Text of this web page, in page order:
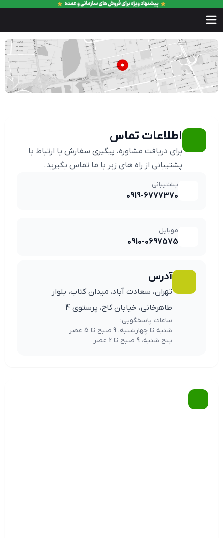
اطلاعات تماس
برای دریافت مشاوره، پیگیری سفارش یا ارتباط با
پشتیبانی از راه های زیر با ما تماس بگیرید.
پشتیبانی
0919-6777370
موبایل
0910-0697575
آدرس
تهران، سعادت آباد، میدان کتاب، بلوار
طاهرخانی، خیابان کاج، پرستوی 4
ساعات پاسخگویی:
شنبه تا چهارشنبه، 9 صبح تا 5 عصر
پنج شنبه، 9 صبح تا 2 عصر